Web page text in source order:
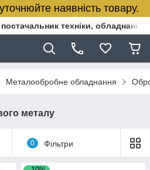
наявність товару.
техніки, обладнання
Металообробне обладнання
металу
0 Фільтри